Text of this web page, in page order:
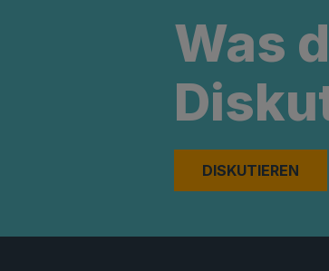
Was
DISKUTIEREN